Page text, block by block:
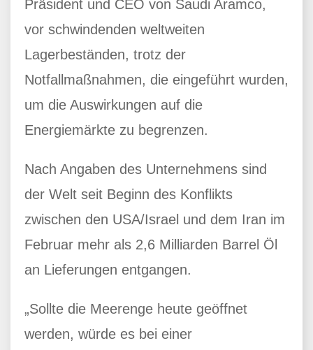
Präsident und CEO von Saudi Aramco,
vor schwindenden weltweiten
Lagerbeständen, trotz der
Notfallmaßnahmen, die eingeführt wurden,
um die Auswirkungen auf die
Energiemärkte zu begrenzen.
Nach Angaben des Unternehmens sind
der Welt seit Beginn des Konflikts
zwischen den USA/Israel und dem Iran im
Februar mehr als 2,6 Milliarden Barrel Öl
an Lieferungen entgangen.
„Sollte die Meerenge heute geöffnet
werden, würde es bei einer